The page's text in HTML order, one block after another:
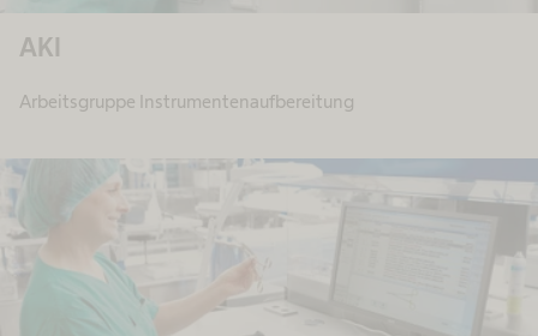
AKI
Arbeitsgruppe Instrumentenaufbereitung